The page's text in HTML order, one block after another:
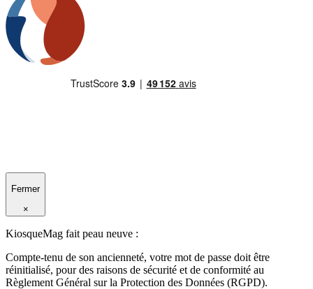
Fermer
×
KiosqueMag fait peau neuve :
Compte-tenu de son ancienneté, votre mot de passe doit être
réinitialisé, pour des raisons de sécurité et de conformité au
Règlement Général sur la Protection des Données (RGPD).